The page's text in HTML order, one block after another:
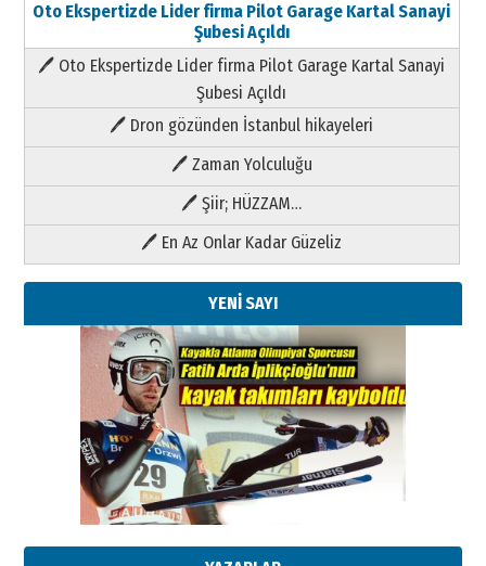
Oto Ekspertizde Lider firma Pilot Garage Kartal Sanayi
Şubesi Açıldı
🖊 Oto Ekspertizde Lider firma Pilot Garage Kartal Sanayi
Şubesi Açıldı
🖊 Dron gözünden İstanbul hikayeleri
🖊 Zaman Yolculuğu
🖊 Şiir; HÜZZAM…
🖊 En Az Onlar Kadar Güzeliz
YENİ SAYI
Kenan GÜLERCİ
Metin Külünk: Aileyi Korumak
Geleceği Korumaktır
11 Mayıs 2026 Pazartesi